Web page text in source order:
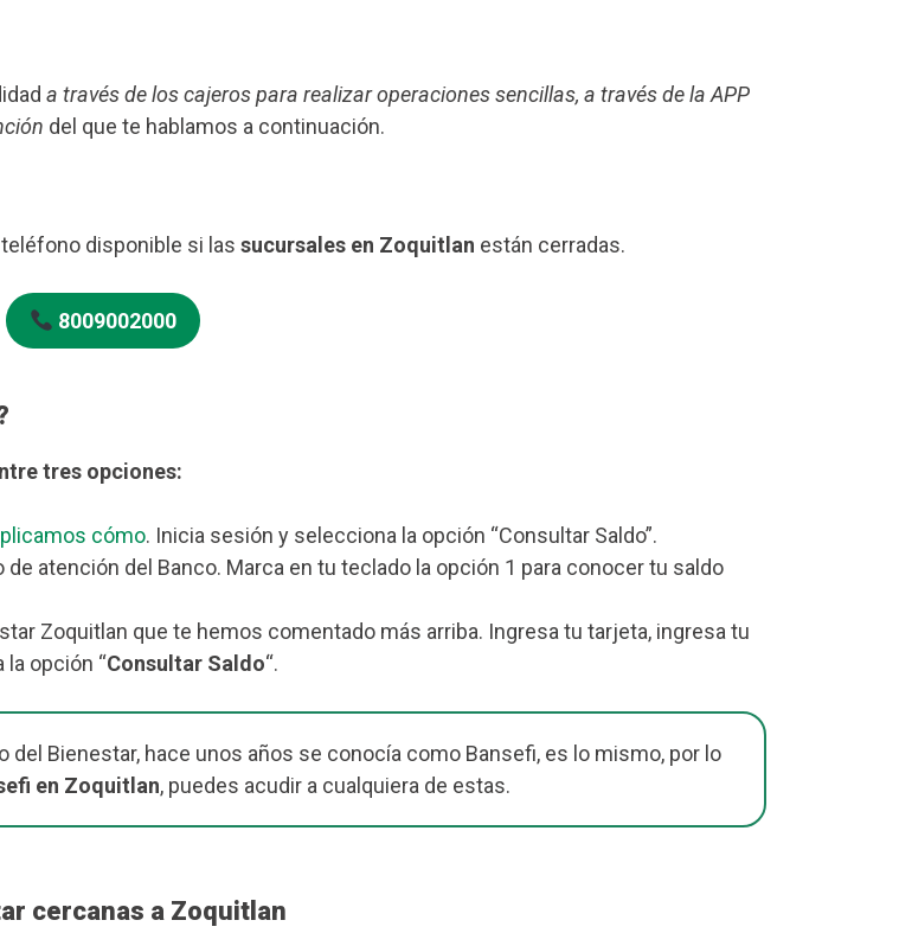
a través de los cajeros para realizar operaciones sencillas, a través de la APP
del que te hablamos a continuación.
disponible si las sucursales en Zoquitlan están cerradas.
8009002000
tres opciones:
cómo. Inicia sesión y selecciona la opción “Consultar Saldo”.
de atención del Banco. Marca en tu teclado la opción 1 para conocer tu saldo
Zoquitlan que te hemos comentado más arriba. Ingresa tu tarjeta, ingresa tu
opción “Consultar Saldo“.
Bienestar, hace unos años se conocía como Bansefi, es lo mismo, por lo
en Zoquitlan, puedes acudir a cualquiera de estas.
cercanas a Zoquitlan